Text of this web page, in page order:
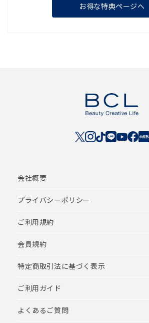
お得な特典ページへ
会社概要
プライバシーポリシー
ご利用規約
会員規約
特定商取引法に基づく表示
ご利用ガイド
よくあるご質問